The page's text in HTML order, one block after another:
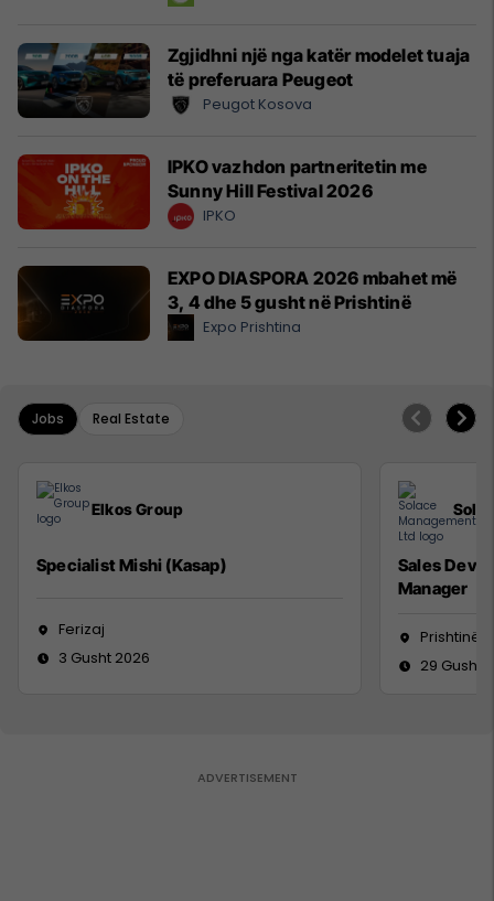
Zgjidhni një nga katër modelet tuaja
të preferuara Peugeot
Peugot Kosova
IPKO vazhdon partneritetin me
Sunny Hill Festival 2026
IPKO
EXPO DIASPORA 2026 mbahet më
3, 4 dhe 5 gusht në Prishtinë
Expo Prishtina
Jobs Real Estate
Elkos Group
Specialist Mishi (Kasap)
Ferizaj
3 Gusht 2026
Sales
Manager
Prishtinë
29 Gusht